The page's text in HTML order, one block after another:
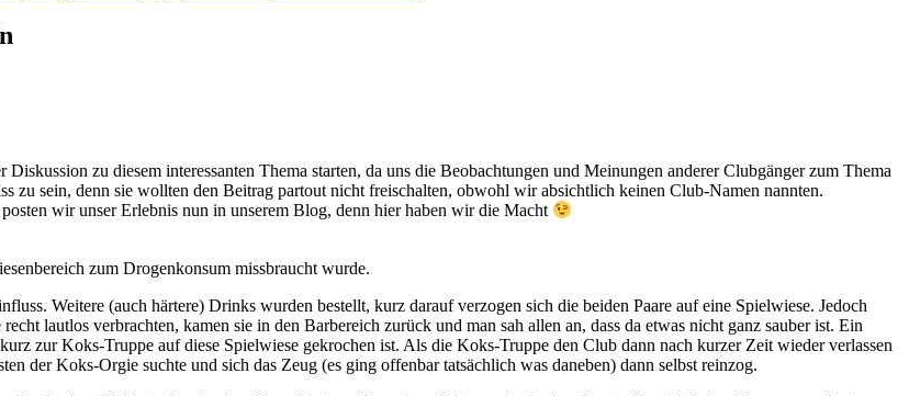
zu diesem interessanten Thema starten, da uns die Beobachtungen und Meinungen anderer Clubgänger zum Thema
zu sein, denn sie wollten den Beitrag partout nicht freischalten, obwohl wir absichtlich keinen Club-Namen nannten.
wir unser Erlebnis nun in unserem Blog, denn hier haben wir die Macht
zum Drogenkonsum missbraucht wurde.
Weitere (auch härtere) Drinks wurden bestellt, kurz darauf verzogen sich die beiden Paare auf eine Spielwiese. Jedoch
lautlos verbrachten, kamen sie in den Barbereich zurück und man sah allen an, dass da etwas nicht ganz sauber ist. Ein
zur Koks-Truppe auf diese Spielwiese gekrochen ist. Als die Koks-Truppe den Club dann nach kurzer Zeit wieder verlassen
der Koks-Orgie suchte und sich das Zeug (es ging offenbar tatsächlich was daneben) dann selbst reinzog.